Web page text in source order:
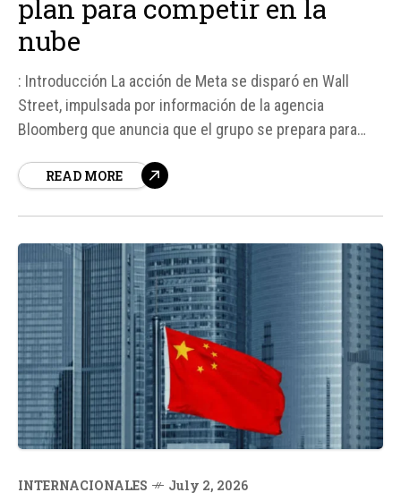
plan para competir en la
nube
: Introducción La acción de Meta se disparó en Wall
Street, impulsada por información de la agencia
Bloomberg que anuncia que el grupo se prepara para
en la nube. El título de la empresa tecnológica se
READ MORE
INTERNACIONALES July 2, 2026